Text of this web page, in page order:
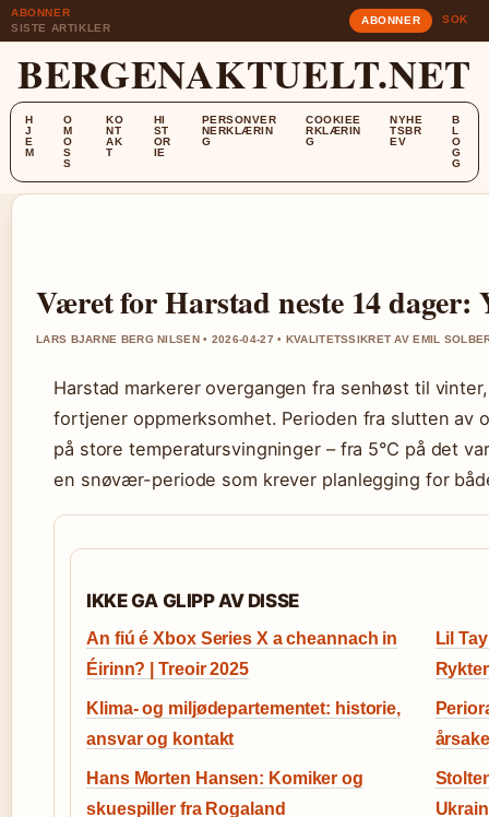
ABONNER
SISTE ARTIKLER
ABONNER SOK
BERGENAKTUELT.NET
H
J
E
M
O
M
O
S
S
KO
NT
AK
T
HI
ST
OR
IE
PERSONVER
NERKLÆRIN
G
COOKIEE
RKLÆRIN
G
NYHE
TSBR
EV
B
L
O
G
G
Været for Harstad neste 14 dager:
LARS BJARNE BERG NILSEN • 2026-04-27 • KVALITETSSIKRET AV EMIL
Harstad markerer overgangen fra senhøst til
fortjener oppmerksomhet. Perioden fra slutten av
på store temperatursvingninger – fra 5°C på det
en snøvær-periode som krever planlegging for
IKKE GA GLIPP AV DISSE
An fiú é Xbox Series X a cheannach in
Éirinn? | Treoir 2025
Lil
Klima- og miljødepartementet: historie,
ansvar og kontakt
Hans Morten Hansen: Komiker og
skuespiller fra Rogaland